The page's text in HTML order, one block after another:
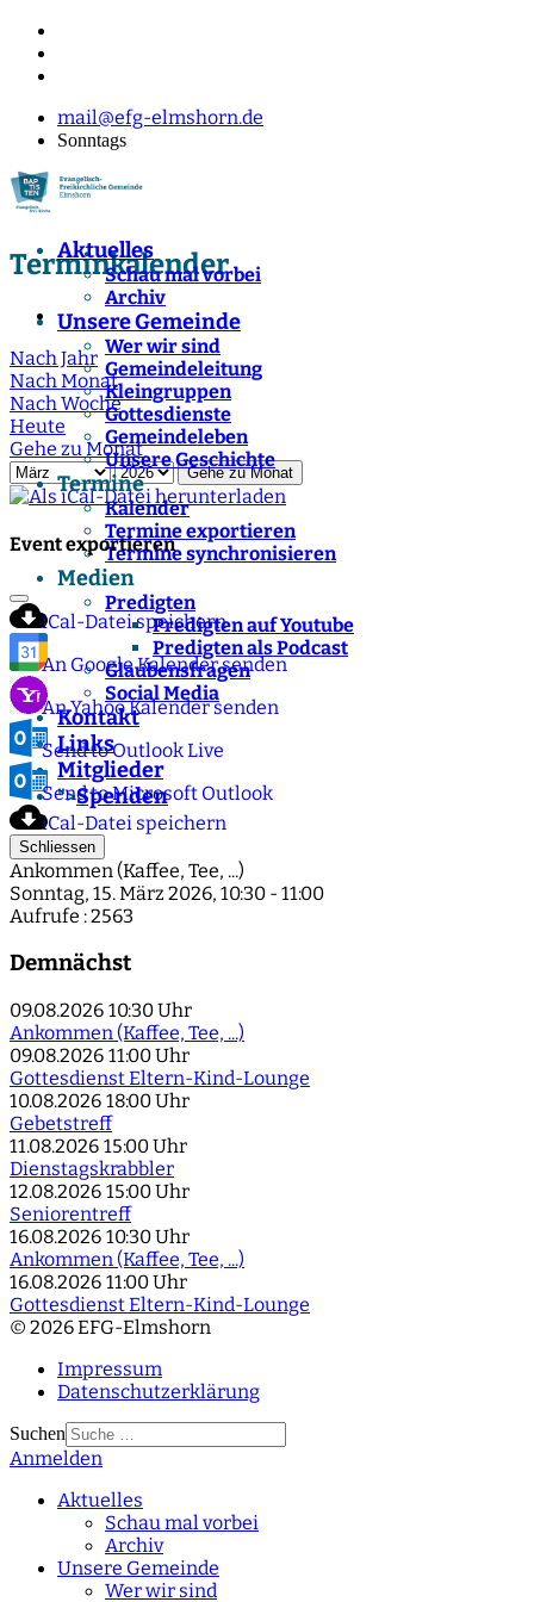
mail@efg-elmshorn.de
Sonntags
Aktuelles
Schau mal vorbei
Archiv
Unsere Gemeinde
Wer wir sind
Gemeindeleitung
Kleingruppen
Gottesdienste
Gemeindeleben
Unsere Geschichte
Termine
Kalender
Termine exportieren
Termine synchronisieren
Medien
Predigten
Predigten auf Youtube
Predigten als Podcast
Glaubensfragen
Social Media
Kontakt
Links
Mitglieder
">Spenden
Terminkalender
Nach Jahr
Nach Monat
Nach Woche
Heute
Gehe zu Monat
Gehe zu Monat
Event exportieren
iCal-Datei speichern
An Google Kalender senden
An Yahoo Kalender senden
Send to Outlook Live
Send to Microsoft Outlook
iCal-Datei speichern
Schliessen
Ankommen (Kaffee, Tee, ...)
Sonntag, 15. März 2026, 10:30 - 11:00
Aufrufe : 2563
Demnächst
09.08.2026 10:30 Uhr
Ankommen (Kaffee, Tee, ...)
09.08.2026 11:00 Uhr
Gottesdienst Eltern-Kind-Lounge
10.08.2026 18:00 Uhr
Gebetstreff
11.08.2026 15:00 Uhr
Dienstagskrabbler
12.08.2026 15:00 Uhr
Seniorentreff
16.08.2026 10:30 Uhr
Ankommen (Kaffee, Tee, ...)
16.08.2026 11:00 Uhr
Gottesdienst Eltern-Kind-Lounge
© 2026 EFG-Elmshorn
Impressum
Datenschutzerklärung
Suchen
Type 2 or more
Anmelden
Aktuelles
Schau mal vorbei
Archiv
Unsere Gemeinde
Wer wir sind